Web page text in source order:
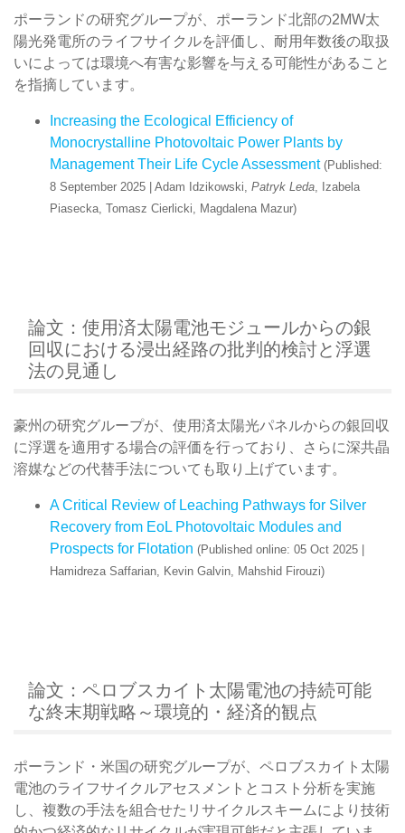
ポーランドの研究グループが、ポーランド北部の2MW太
陽光発電所のライフサイクルを評価し、耐用年数後の取扱
いによっては環境へ有害な影響を与える可能性があること
を指摘しています。
Increasing the Ecological Efficiency of
Monocrystalline Photovoltaic Power Plants by
Management Their Life Cycle Assessment (Published:
8 September 2025 | Adam Idzikowski, Patryk Leda , Izabela
Piasecka, Tomasz Cierlicki, Magdalena Mazur)
論文：使用済太陽電池モジュールからの銀
回収における浸出経路の批判的検討と浮選
法の見通し
豪州の研究グループが、使用済太陽光パネルからの銀回収
に浮選を適用する場合の評価を行っており、さらに深共晶
溶媒などの代替手法についても取り上げています。
A Critical Review of Leaching Pathways for Silver
Recovery from EoL Photovoltaic Modules and
Prospects for Flotation (Published online: 05 Oct 2025 |
Hamidreza Saffarian, Kevin Galvin, Mahshid Firouzi)
論文：ペロブスカイト太陽電池の持続可能
な終末期戦略～環境的・経済的観点
ポーランド・米国の研究グループが、ペロブスカイト太陽
電池のライフサイクルアセスメントとコスト分析を実施
し、複数の手法を組合せたリサイクルスキームにより技術